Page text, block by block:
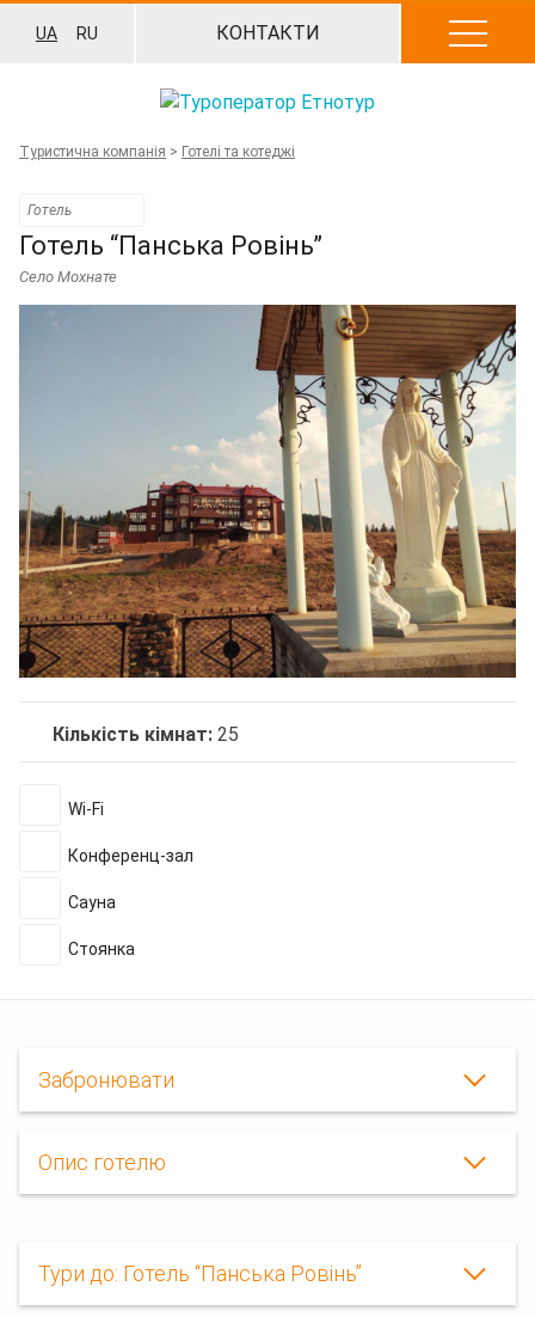
UA RU КОНТАКТИ
Туристична компанія > Готелі та котеджі
Готель
Готель “Панська Ровінь”
Село Мохнате
Кількість кімнат: 25
Wi-Fi
Конференц-зал
Сауна
Стоянка
Забронювати
Опис готелю
Тури до: Готель “Панська Ровінь”